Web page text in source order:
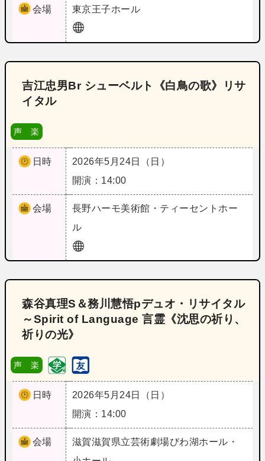
会場 東京王子ホール
吉江忠男Br シューベルト《白鳥の歌》リサ
イタル
声 楽
日時
2026年5月24日（日）
開演：14:00
会場 長野ハーモ美術館・ティーセントホー
ル
森谷真理S＆務川慧悟pデュオ・リサイタル
～Spirit of Language 言霊《沈思の祈り、
祈りの光》
声 楽
日時
2026年5月24日（日）
開演：14:00
会場 滋賀滋賀県立芸術劇場びわ湖ホール・